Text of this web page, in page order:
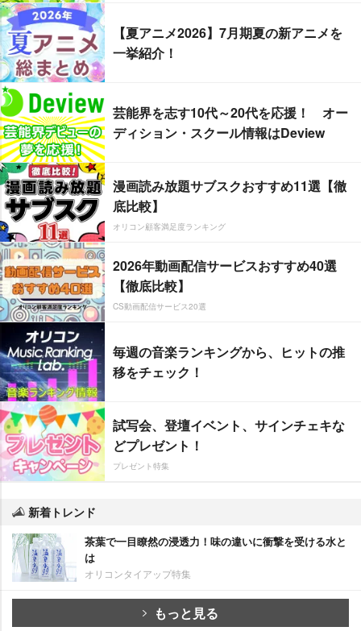
【夏アニメ2026】7月期夏の新アニメを
一挙紹介！
芸能界を志す10代～20代を応援！ オー
ディション・スクール情報はDeview
漫画読み放題サブスクおすすめ11選【徹
底比較】
オリコン顧客満足度ランキング
2026年動画配信サービスおすすめ40選
【徹底比較】
CS動画配信サービス20選
毎週の音楽ランキングから、ヒットの推
移をチェック！
試写会、登壇イベント、サインチェキな
どプレゼント！
プレゼント特集
新着トレンド
茶葉で一目瞭然の浸透力！味の違いに衝撃を受ける水と
は
オリコンタイアップ特集
もっと見る